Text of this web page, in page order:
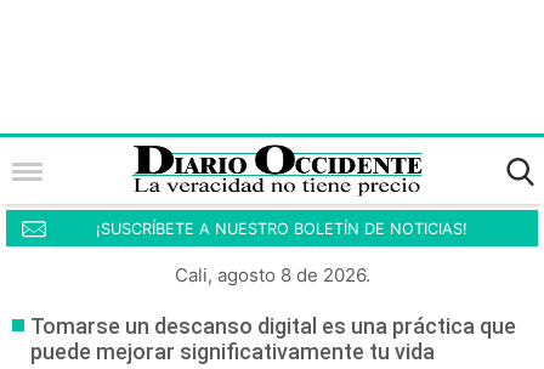
¡SUSCRÍBETE A NUESTRO BOLETÍN DE NOTICIAS!
Cali, agosto 8 de 2026.
Tomarse un descanso digital es una práctica que
puede mejorar significativamente tu vida